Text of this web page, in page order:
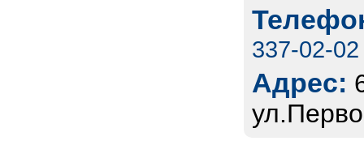
337-02-02
Адрес: